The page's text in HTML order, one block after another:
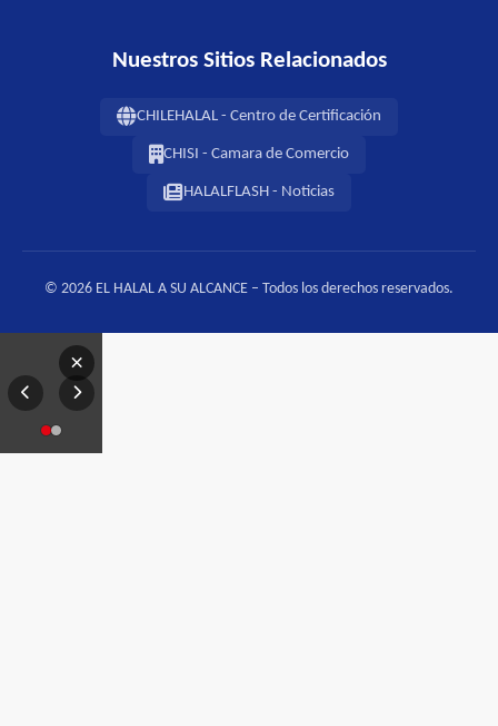
Nuestros Sitios Relacionados
CHILEHALAL - Centro de Certificación
CHISI - Camara de Comercio
HALALFLASH - Noticias
© 2026 EL HALAL A SU ALCANCE – Todos los derechos reservados.
×